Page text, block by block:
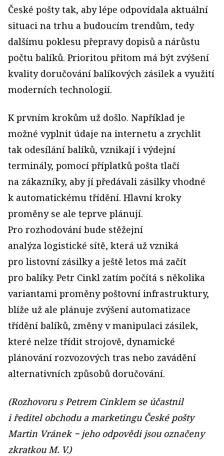
České pošty tak, aby lépe odpovídala aktuální
situaci na trhu a budoucím trendům, tedy
dalšímu poklesu přepravy dopisů a nárůstu
počtu balíků. Prioritou přitom má být zvýšení
kvality doručování balíkových zásilek a využití
moderních technologií.
K prvním krokům už došlo. Například je
možné vyplnit údaje na internetu a zrychlit
tak odesílání balíků, vznikají i výdejní
terminály, pomocí příplatků pošta tlačí
na zákazníky, aby jí předávali zásilky vhodné
k automatickému třídění. Hlavní kroky
proměny se ale teprve plánují.
Pro rozhodování bude stěžejní
analýza logistické sítě, která už vzniká
pro listovní zásilky a ještě letos má začít
pro balíky. Petr Cinkl zatím počítá s několika
variantami proměny poštovní infrastruktury,
blíže už ale plánuje zvýšení automatizace
třídění balíků, změny v manipulaci zásilek,
které nelze třídit strojově, dynamické
plánování rozvozových tras nebo zavádění
alternativních způsobů doručování.
(Rozhovoru s Petrem Cinklem se účastnil
i ředitel obchodu a marketingu České pošty
Martin Vránek − jeho odpovědi jsou označeny
zkratkou M. V.)